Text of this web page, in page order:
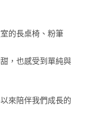
的長桌椅、粉筆
，也感受到單純與
來陪伴我們成長的